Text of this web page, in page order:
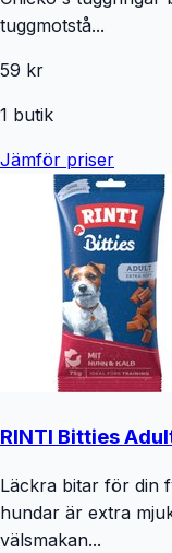
tuggmotstå...
59 kr
1 butik
Jämför priser
RINTI Bitties
Läckra bitar för din
hundar är extra
välsmakan...